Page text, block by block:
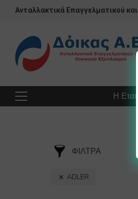
Ανταλλακτικά Επαγγελματικού
Η
ΦΙΛΤΡΑ
ADLER